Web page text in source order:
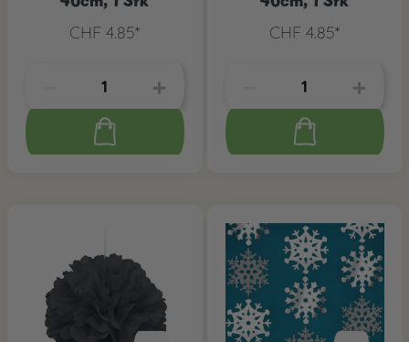
CHF 4.85*
CHF 4.85*